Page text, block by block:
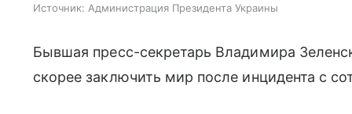
Источник: Администрация Президента Украины
Бывшая пресс-секретарь Владимира
скорее заключить мир после инцидента с